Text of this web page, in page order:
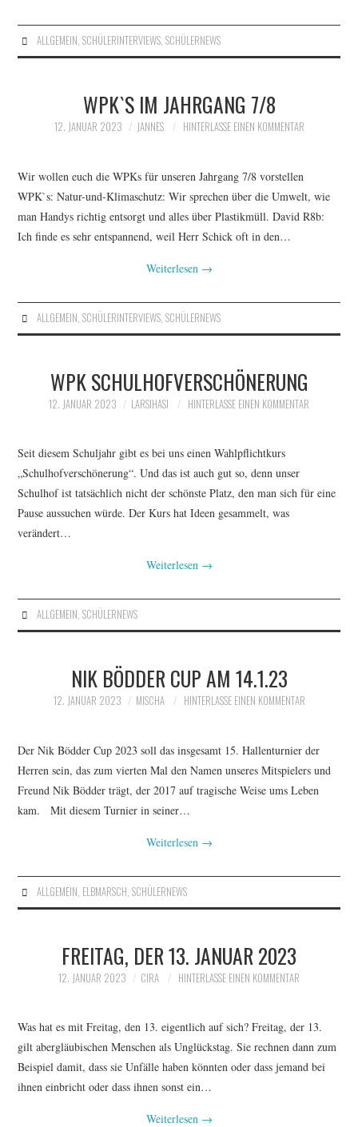
ALLGEMEIN, SCHÜLERINTERVIEWS, SCHÜLERNEWS
WPK`S IM JAHRGANG 7/8
12. JANUAR 2023 JANNES HINTERLASSE EINEN KOMMENTAR
Wir wollen euch die WPKs für unseren Jahrgang 7/8 vorstellen
WPK`s: Natur-und-Klimaschutz: Wir sprechen über die Umwelt, wie
man Handys richtig entsorgt und alles über Plastikmüll. David R8b:
Ich finde es sehr entspannend, weil Herr Schick oft in den…
Weiterlesen →
ALLGEMEIN SCHÜLERINTERVIEWS, SCHÜLERNEWS
WPK SCHULHOFVERSCHÖNERUNG
12. JANUAR 2023 LARSIHASI HINTERLASSE EINEN KOMMENTAR
Seit diesem Schuljahr gibt es bei uns einen Wahlpflichtkurs
„Schulhofverschönerung“. Und das ist auch gut so, denn unser
Schulhof ist tatsächlich nicht der schönste Platz, den man sich für eine
Pause aussuchen würde. Der Kurs hat Ideen gesammelt, was
verändert…
Weiterlesen →
ALLGEMEIN, SCHÜLERNEWS
NIK BÖDDER CUP AM 14.1.23
12. JANUAR 2023 MISCHA HINTERLASSE EINEN KOMMENTAR
Der Nik Bödder Cup 2023 soll das insgesamt 15. Hallenturnier der
Herren sein, das zum vierten Mal den Namen unseres Mitspielers und
Freund Nik Bödder trägt, der 2017 auf tragische Weise ums Leben
kam. Mit diesem Turnier in seiner…
Weiterlesen →
ALLGEMEIN ELBMARSCH SCHÜLERNEWS
FREITAG, DER 13. JANUAR 2023
12. JANUAR 2023 CIRA HINTERLASSE EINEN KOMMENTAR
Was hat es mit Freitag, den 13. eigentlich auf sich? Freitag, der 13.
gilt abergläubischen Menschen als Unglückstag. Sie rechnen dann zum
Beispiel damit, dass sie Unfälle haben könnten oder dass jemand bei
ihnen einbricht oder dass ihnen sonst ein…
Weiterlesen →